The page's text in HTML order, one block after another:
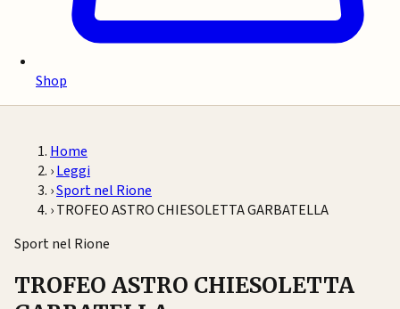
Shop
Home
›Leggi
›Sport nel Rione
›TROFEO ASTRO CHIESOLETTA GARBATELLA
Sport nel Rione
TROFEO ASTRO CHIESOLETTA